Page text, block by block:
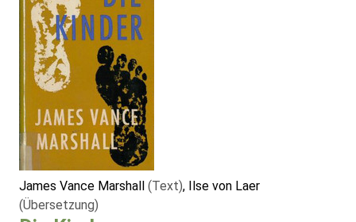
James Vance Marshall (Text), Ilse von Laer
(Übersetzung)